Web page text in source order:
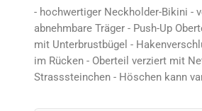
- hochwertiger Neckholder-Bikini -
abnehmbare Träger - Push-Up
mit Unterbrustbügel -
im Rücken - Oberteil verziert mit
Strasssteinchen - Höschen kann